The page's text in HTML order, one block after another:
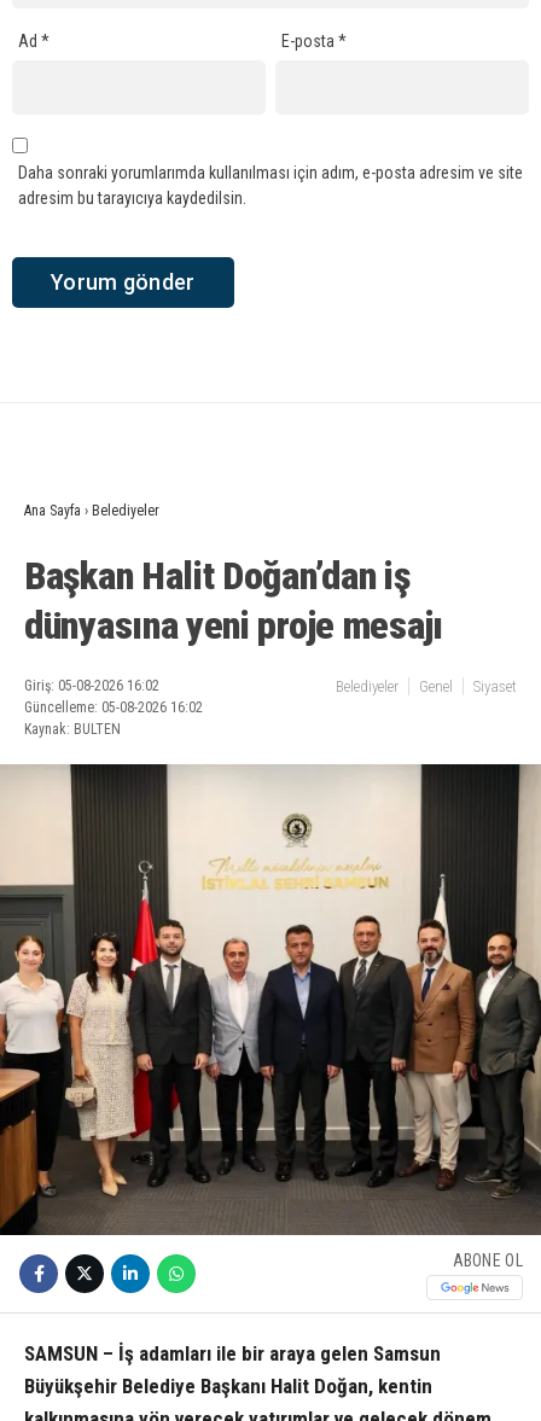
Ad * E-posta*
Daha sonraki yorumlarımda kullanılması için adım, e-posta adresim ve site
adresim bu tarayıcıya kaydedilsin.
Ana Sayfa › Belediyeler
Başkan Halit Doğan’dan iş
dünyasına yeni proje mesajı
Giriş: 05-08-2026 16:02
Güncelleme: 05-08-2026 16:02
Kaynak: BULTEN
Belediyeler Genel Siyaset
ABONE OL
SAMSUN – İş adamları ile bir araya gelen Samsun
Büyükşehir Belediye Başkanı Halit Doğan, kentin